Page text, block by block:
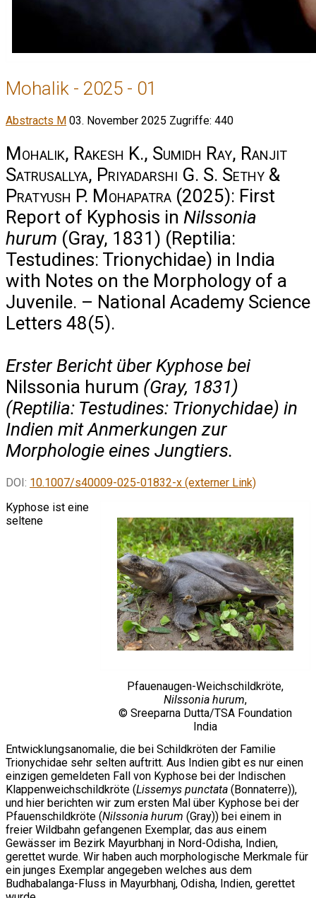
Mohalik - 2025 - 01
Abstracts M 03. November 2025 Zugriffe: 440
Mohalik, Rakesh K., Sumidh Ray, Ranjit
Satrusallya, Priyadarshi G. S. Sethy &
Pratyush P. Mohapatra (2025): First
Report of Kyphosis in Nilssonia
hurum (Gray, 1831) (Reptilia:
Testudines: Trionychidae) in India
with Notes on the Morphology of a
Juvenile. – National Academy Science
Letters 48(5).
Erster Bericht über Kyphose bei
Nilssonia hurum (Gray, 1831)
(Reptilia: Testudines: Trionychidae) in
Indien mit Anmerkungen zur
Morphologie eines Jungtiers.
DOI: 10.1007/s40009-025-01832-x (externer Link)
Pfauenaugen-Weichschildkröte,
Nilssonia hurum,
© Sreeparna Dutta/TSA Foundation
India
Kyphose ist eine
seltene
Entwicklungsanomalie, die bei Schildkröten der Familie
Trionychidae sehr selten auftritt. Aus Indien gibt es nur einen
einzigen gemeldeten Fall von Kyphose bei der Indischen
Klappenweichschildkröte (Lissemys punctata (Bonnaterre)),
und hier berichten wir zum ersten Mal über Kyphose bei der
Pfauenschildkröte (Nilssonia hurum (Gray)) bei einem in
freier Wildbahn gefangenen Exemplar, das aus einem
Gewässer im Bezirk Mayurbhanj in Nord-Odisha, Indien,
gerettet wurde. Wir haben auch morphologische Merkmale für
ein junges Exemplar angegeben welches aus dem
Budhabalanga-Fluss in Mayurbhanj, Odisha, Indien, gerettet